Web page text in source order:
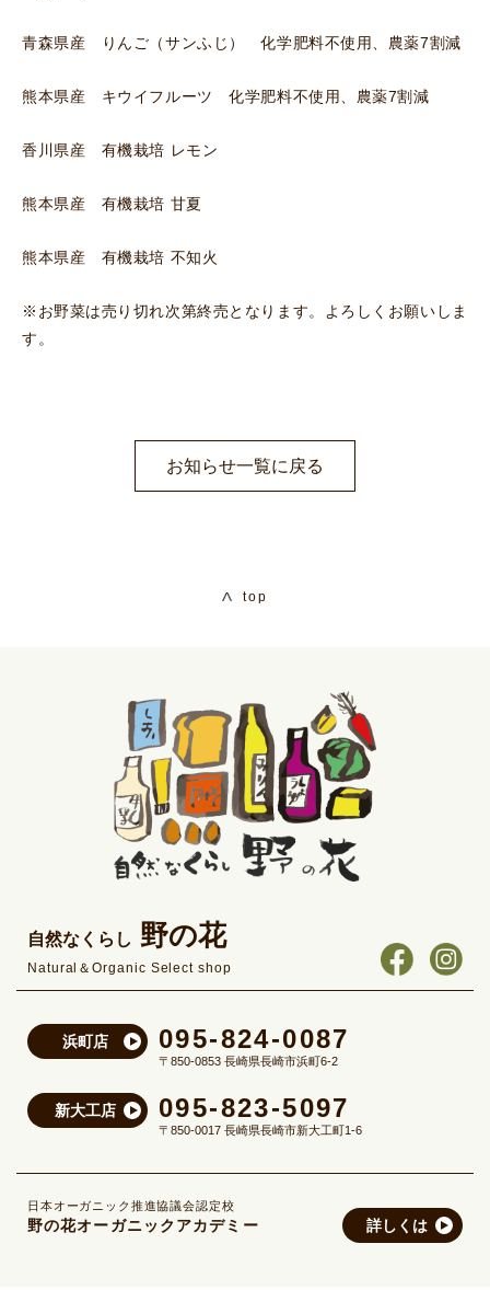
青森県産 りんご（サンふじ） 化学肥料不使用、農薬7割減
熊本県産 キウイフルーツ 化学肥料不使用、農薬7割減
香川県産 有機栽培 レモン
熊本県産 有機栽培 甘夏
熊本県産 有機栽培 不知火
※お野菜は売り切れ次第終売となります。よろしくお願いしま
す。
お知らせ一覧に戻る
top
自然なくらし 野の花
Natural＆Organic Select shop
浜町店 095-824-0087
〒850-0853 長崎県長崎市浜町6-2
新大工店 095-823-5097
〒850-0017 長崎県長崎市新大工町1-6
日本オーガニック推進協議会認定校
野の花オーガニックアカデミー 詳しくは